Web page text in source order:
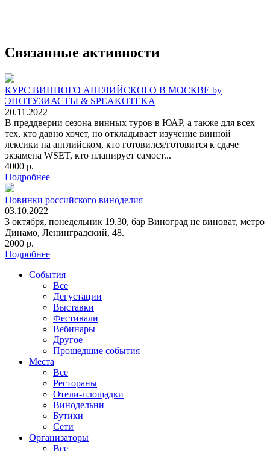
Связанные активности
КУРС ВИННОГО АНГЛИЙСКОГО В МОСКВЕ by
ЭНОТУЗИАСТЫ & SPEAKOTEKA
20.11.2022
В преддверии сезона винных туров в ЮАР, а также для всех
тех, кто давно хочет, но откладывает изучение винной
лексики на английском, кто готовился/готовится к сдаче
экзамена WSET, кто планирует самост...
4000 р.
Подробнее
Новинки российского виноделия
03.10.2022
3 октября, понедельник 19.30, бар Виноград не виноват, метро
Динамо, Ленинградский, 48.
2000 р.
Подробнее
События
Все
Дегустации
Выставки
Фестивали
Вебинары
Другое
Прошедшие события
Места
Все
Рестораны
Отели-площадки
Винодельни
Бутики
Сети
Организаторы
Все